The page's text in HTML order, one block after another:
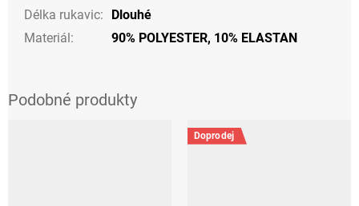
Délka rukavic:
Dlouhé
Materiál: 90% POLYESTER, 10% ELASTAN
Doprodej